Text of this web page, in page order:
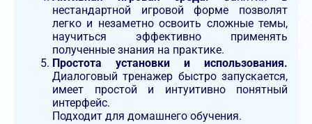
нестандартной игровой форме позволят
легко и незаметно освоить сложные темы,
научиться эффективно применять
полученные знания на практике.
Простота установки и использования.
Диалоговый тренажер быстро запускается,
имеет простой и интуитивно понятный
интерфейс.
Подходит для домашнего обучения.